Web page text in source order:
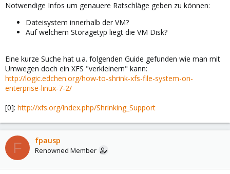
Notwendige Infos um genauere Ratschläge geben zu können:
Dateisystem innerhalb der VM?
Auf welchem Storagetyp liegt die VM Disk?
Eine kurze Suche hat u.a. folgenden Guide gefunden wie man mit
Umwegen doch ein XFS "verkleinern" kann:
http://logic.edchen.org/how-to-shrink-xfs-file-system-on-
enterprise-linux-7-2/
[0]: http://xfs.org/index.php/Shrinking_Support
F fpausp
Renowned Member